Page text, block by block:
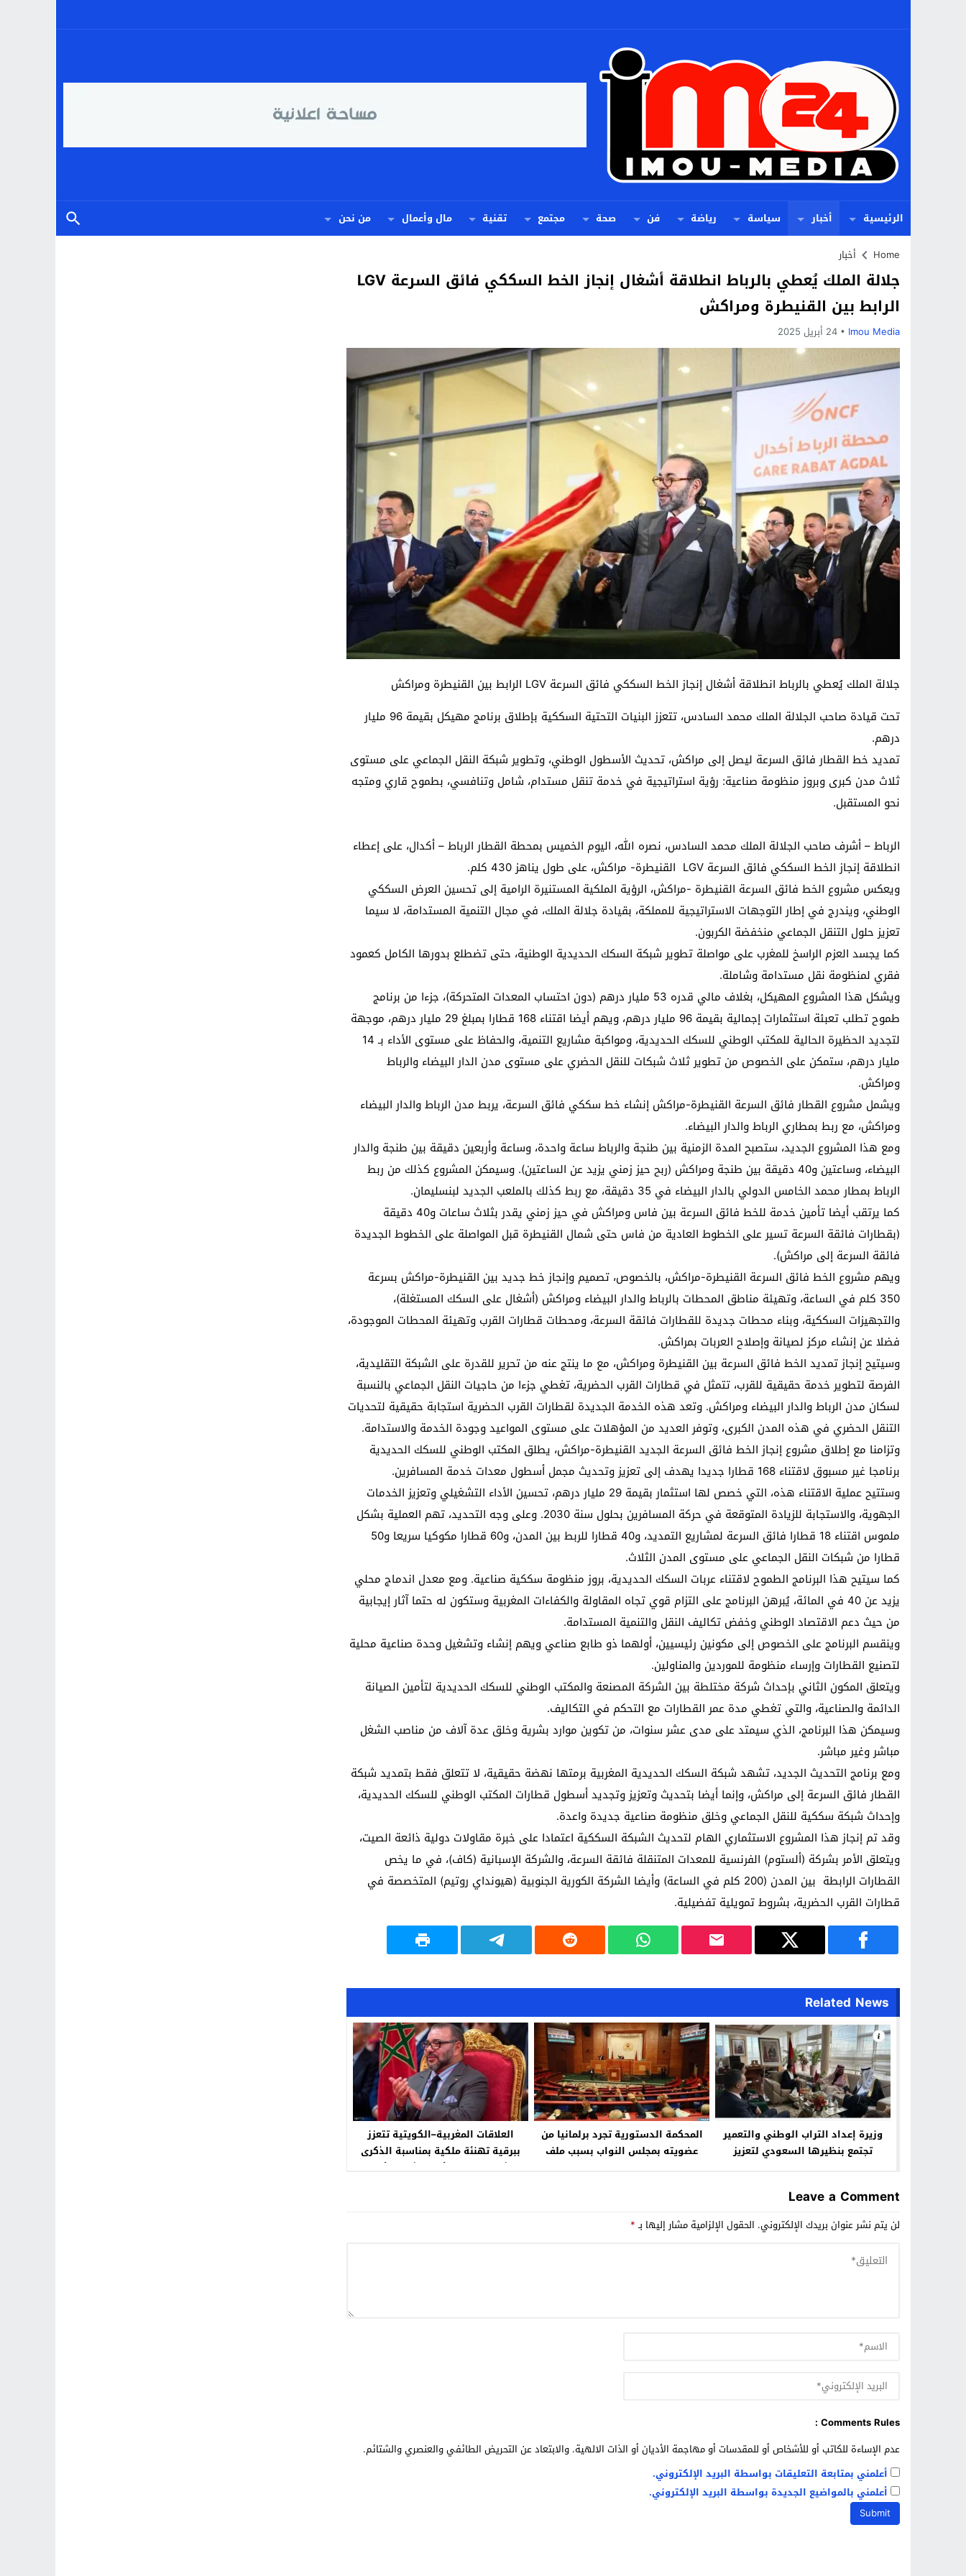
الرئيسية أخبار سياسة رياضة فن صحة مجتمع تقنية مال وأعمال من نحن
Home أخبار
جلالة الملك يُعطي بالرباط انطلاقة أشغال إنجاز الخط السككي فائق السرعة LGV
الرابط بين القنيطرة ومراكش
Imou Media 24 أبريل 2025
جلالة الملك يُعطي بالرباط انطلاقة أشغال إنجاز الخط السككي فائق السرعة LGV الرابط بين القنيطرة ومراكش
تحت قيادة صاحب الجلالة الملك محمد السادس، تتعزز البنيات التحتية السككية بإطلاق برنامج مهيكل بقيمة 96 مليار
درهم.
تمديد خط القطار فائق السرعة ليصل إلى مراكش، تحديث الأسطول الوطني، وتطوير شبكة النقل الجماعي على مستوى
ثلاث مدن كبرى وبروز منظومة صناعية: رؤية استراتيجية في خدمة تنقل مستدام، شامل وتنافسي، بطموح قاري ومتجه
نحو المستقبل.
الرباط – أشرف صاحب الجلالة الملك محمد السادس، نصره الله، اليوم الخميس بمحطة القطار الرباط – أكدال، على إعطاء
انطلاقة إنجاز الخط السككي فائق السرعة LGV القنيطرة- مراكش، على طول يناهز 430 كلم.
ويعكس مشروع الخط فائق السرعة القنيطرة -مراكش، الرؤية الملكية المستنيرة الرامية إلى تحسين العرض السككي
الوطني، ويندرج في إطار التوجهات الاستراتيجية للمملكة، بقيادة جلالة الملك، في مجال التنمية المستدامة، لا سيما
تعزيز حلول التنقل الجماعي منخفضة الكربون.
كما يجسد العزم الراسخ للمغرب على مواصلة تطوير شبكة السكك الحديدية الوطنية، حتى تضطلع بدورها الكامل كعمود
فقري لمنظومة نقل مستدامة وشاملة.
ويشكل هذا المشروع المهيكل، بغلاف مالي قدره 53 مليار درهم (دون احتساب المعدات المتحركة)، جزءا من برنامج
طموح تطلب تعبئة استثمارات إجمالية بقيمة 96 مليار درهم، ويهم أيضا اقتناء 168 قطارا بمبلغ 29 مليار درهم، موجهة
لتجديد الحظيرة الحالية للمكتب الوطني للسكك الحديدية، ومواكبة مشاريع التنمية، والحفاظ على مستوى الأداء بـ 14
مليار درهم، ستمكن على الخصوص من تطوير ثلاث شبكات للنقل الحضري على مستوى مدن الدار البيضاء والرباط
ومراكش.
ويشمل مشروع القطار فائق السرعة القنيطرة-مراكش إنشاء خط سككي فائق السرعة، يربط مدن الرباط والدار البيضاء
ومراكش، مع ربط بمطاري الرباط والدار البيضاء.
ومع هذا المشروع الجديد، ستصبح المدة الزمنية بين طنجة والرباط ساعة واحدة، وساعة وأربعين دقيقة بين طنجة والدار
البيضاء، وساعتين و40 دقيقة بين طنجة ومراكش (ربح حيز زمني يزيد عن الساعتين). وسيمكن المشروع كذلك من ربط
الرباط بمطار محمد الخامس الدولي بالدار البيضاء في 35 دقيقة، مع ربط كذلك بالملعب الجديد لبنسليمان.
كما يرتقب أيضا تأمين خدمة للخط فائق السرعة بين فاس ومراكش في حيز زمني يقدر بثلاث ساعات و40 دقيقة
(بقطارات فائقة السرعة تسير على الخطوط العادية من فاس حتى شمال القنيطرة قبل المواصلة على الخطوط الجديدة
فائقة السرعة إلى مراكش).
ويهم مشروع الخط فائق السرعة القنيطرة-مراكش، بالخصوص، تصميم وإنجاز خط جديد بين القنيطرة-مراكش بسرعة
350 كلم في الساعة، وتهيئة مناطق المحطات بالرباط والدار البيضاء ومراكش (أشغال على السكك المستغلة)،
والتجهيزات السككية، وبناء محطات جديدة للقطارات فائقة السرعة، ومحطات قطارات القرب وتهيئة المحطات الموجودة،
فضلا عن إنشاء مركز لصيانة وإصلاح العربات بمراكش.
وسيتيح إنجاز تمديد الخط فائق السرعة بين القنيطرة ومراكش، مع ما ينتج عنه من تحرير للقدرة على الشبكة التقليدية،
الفرصة لتطوير خدمة حقيقية للقرب، تتمثل في قطارات القرب الحضرية، تغطي جزءا من حاجيات النقل الجماعي بالنسبة
لسكان مدن الرباط والدار البيضاء ومراكش. وتعد هذه الخدمة الجديدة لقطارات القرب الحضرية استجابة حقيقية لتحديات
التنقل الحضري في هذه المدن الكبرى، وتوفر العديد من المؤهلات على مستوى المواعيد وجودة الخدمة والاستدامة.
وتزامنا مع إطلاق مشروع إنجاز الخط فائق السرعة الجديد القنيطرة-مراكش، يطلق المكتب الوطني للسكك الحديدية
برنامجا غير مسبوق لاقتناء 168 قطارا جديدا يهدف إلى تعزيز وتحديث مجمل أسطول معدات خدمة المسافرين.
وستتيح عملية الاقتناء هذه، التي خصص لها استثمار بقيمة 29 مليار درهم، تحسين الأداء التشغيلي وتعزيز الخدمات
الجهوية، والاستجابة للزيادة المتوقعة في حركة المسافرين بحلول سنة 2030. وعلى وجه التحديد، تهم العملية بشكل
ملموس اقتناء 18 قطارا فائق السرعة لمشاريع التمديد، و40 قطارا للربط بين المدن، و60 قطارا مكوكيا سريعا و50
قطارا من شبكات النقل الجماعي على مستوى المدن الثلاث.
كما سيتيح هذا البرنامج الطموح لاقتناء عربات السكك الحديدية، بروز منظومة سككية صناعية. ومع معدل اندماج محلي
يزيد عن 40 في المائة، يُبرهن البرنامج على التزام قوي تجاه المقاولة والكفاءات المغربية وستكون له حتما آثار إيجابية
من حيث دعم الاقتصاد الوطني وخفض تكاليف النقل والتنمية المستدامة.
وينقسم البرنامج على الخصوص إلى مكونين رئيسيين، أولهما ذو طابع صناعي ويهم إنشاء وتشغيل وحدة صناعية محلية
لتصنيع القطارات وإرساء منظومة للموردين والمناولين.
ويتعلق المكون الثاني بإحداث شركة مختلطة بين الشركة المصنعة والمكتب الوطني للسكك الحديدية لتأمين الصيانة
الدائمة والصناعية، والتي تغطي مدة عمر القطارات مع التحكم في التكاليف.
وسيمكن هذا البرنامج، الذي سيمتد على مدى عشر سنوات، من تكوين موارد بشرية وخلق عدة آلاف من مناصب الشغل
مباشر وغير مباشر.
ومع برنامج التحديث الجديد، تشهد شبكة السكك الحديدية المغربية برمتها نهضة حقيقية، لا تتعلق فقط بتمديد شبكة
القطار فائق السرعة إلى مراكش، وإنما أيضا بتحديث وتعزيز وتجديد أسطول قطارات المكتب الوطني للسكك الحديدية،
وإحداث شبكة سككية للنقل الجماعي وخلق منظومة صناعية جديدة واعدة.
وقد تم إنجاز هذا المشروع الاستثماري الهام لتحديث الشبكة السككية اعتمادا على خبرة مقاولات دولية ذائعة الصيت،
ويتعلق الأمر بشركة (ألستوم) الفرنسية للمعدات المتنقلة فائقة السرعة، والشركة الإسبانية (كاف)، في ما يخص
القطارات الرابطة بين المدن (200 كلم في الساعة) وأيضا الشركة الكورية الجنوبية (هيونداي روتيم) المتخصصة في
قطارات القرب الحضرية، بشروط تمويلية تفضيلية.
Related News
وزيرة إعداد التراب الوطني والتعمير
تجتمع بنظيرها السعودي لتعزيز
المحكمة الدستورية تجرد برلمانيا من
عضويته بمجلس النواب بسبب ملف
العلاقات المغربية–الكويتية تتعزز
ببرقية تهنئة ملكية بمناسبة الذكرى
الثانية لتولي الأمير مشعل الأحمد
Leave a Comment
لن يتم نشر عنوان بريدك الإلكتروني. الحقول الإلزامية مشار إليها بـ*
Comments Rules :
عدم الإساءة للكاتب أو للأشخاص أو للمقدسات أو مهاجمة الأديان أو الذات الالهية. والابتعاد عن التحريض الطائفي والعنصري والشتائم.
أعلمني بمتابعة التعليقات بواسطة البريد الإلكتروني.
أعلمني بالمواضيع الجديدة بواسطة البريد الإلكتروني.